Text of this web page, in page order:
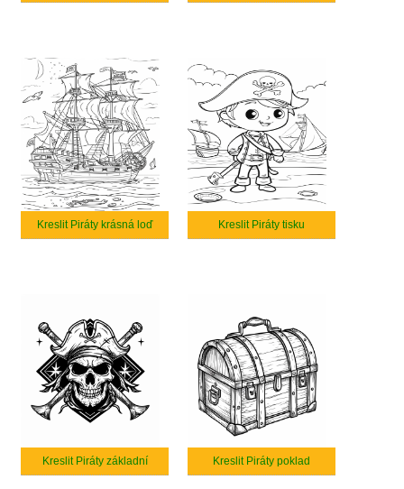
Kreslit Piráty krásná loď Kreslit Piráty tisku
Kreslit Piráty základní Kreslit Piráty poklad